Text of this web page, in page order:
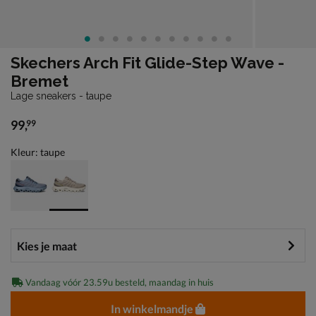
Skechers Arch Fit Glide-Step Wave -
Bremet
Lage sneakers - taupe
€ 99,99
99,99
Kleur: taupe
Vandaag vóór 23.59u besteld, maandag in huis
In winkelmandje